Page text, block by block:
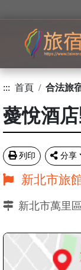
::: 首頁 合法旅
薆悅酒
列印 分享
新北市旅
新北市萬里